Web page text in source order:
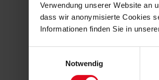
Verwendung unserer Website an
dass wir anonymisierte Cookies
Informationen finden Sie in
Notwendig
Nachricht